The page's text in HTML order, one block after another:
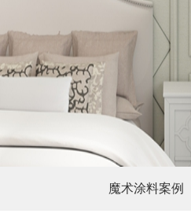
魔术涂料案例